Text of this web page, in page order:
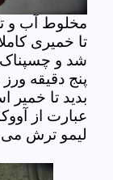
مخلوط آب و
تا خمیری
شد و چسپناک
پنج دقیقه
بدید تا
عبارت از
لیمو ترش